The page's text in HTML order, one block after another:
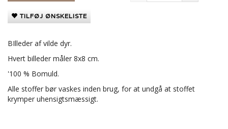
TILFØJ ØNSKELISTE
BIlleder af vilde dyr.
Hvert billeder måler 8x8 cm.
'100 % Bomuld.
Alle stoffer bør vaskes inden brug, for at undgå at stoffet
krymper uhensigtsmæssigt.